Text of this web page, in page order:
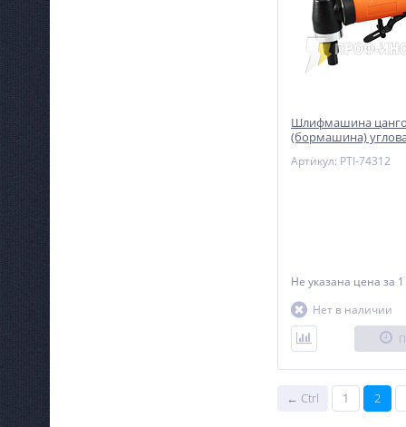
Шлифмашина
(бормашина)
Артикул: PTI-74312
Не указана цена за 1
Нет в наличии
← Ctrl 1 2